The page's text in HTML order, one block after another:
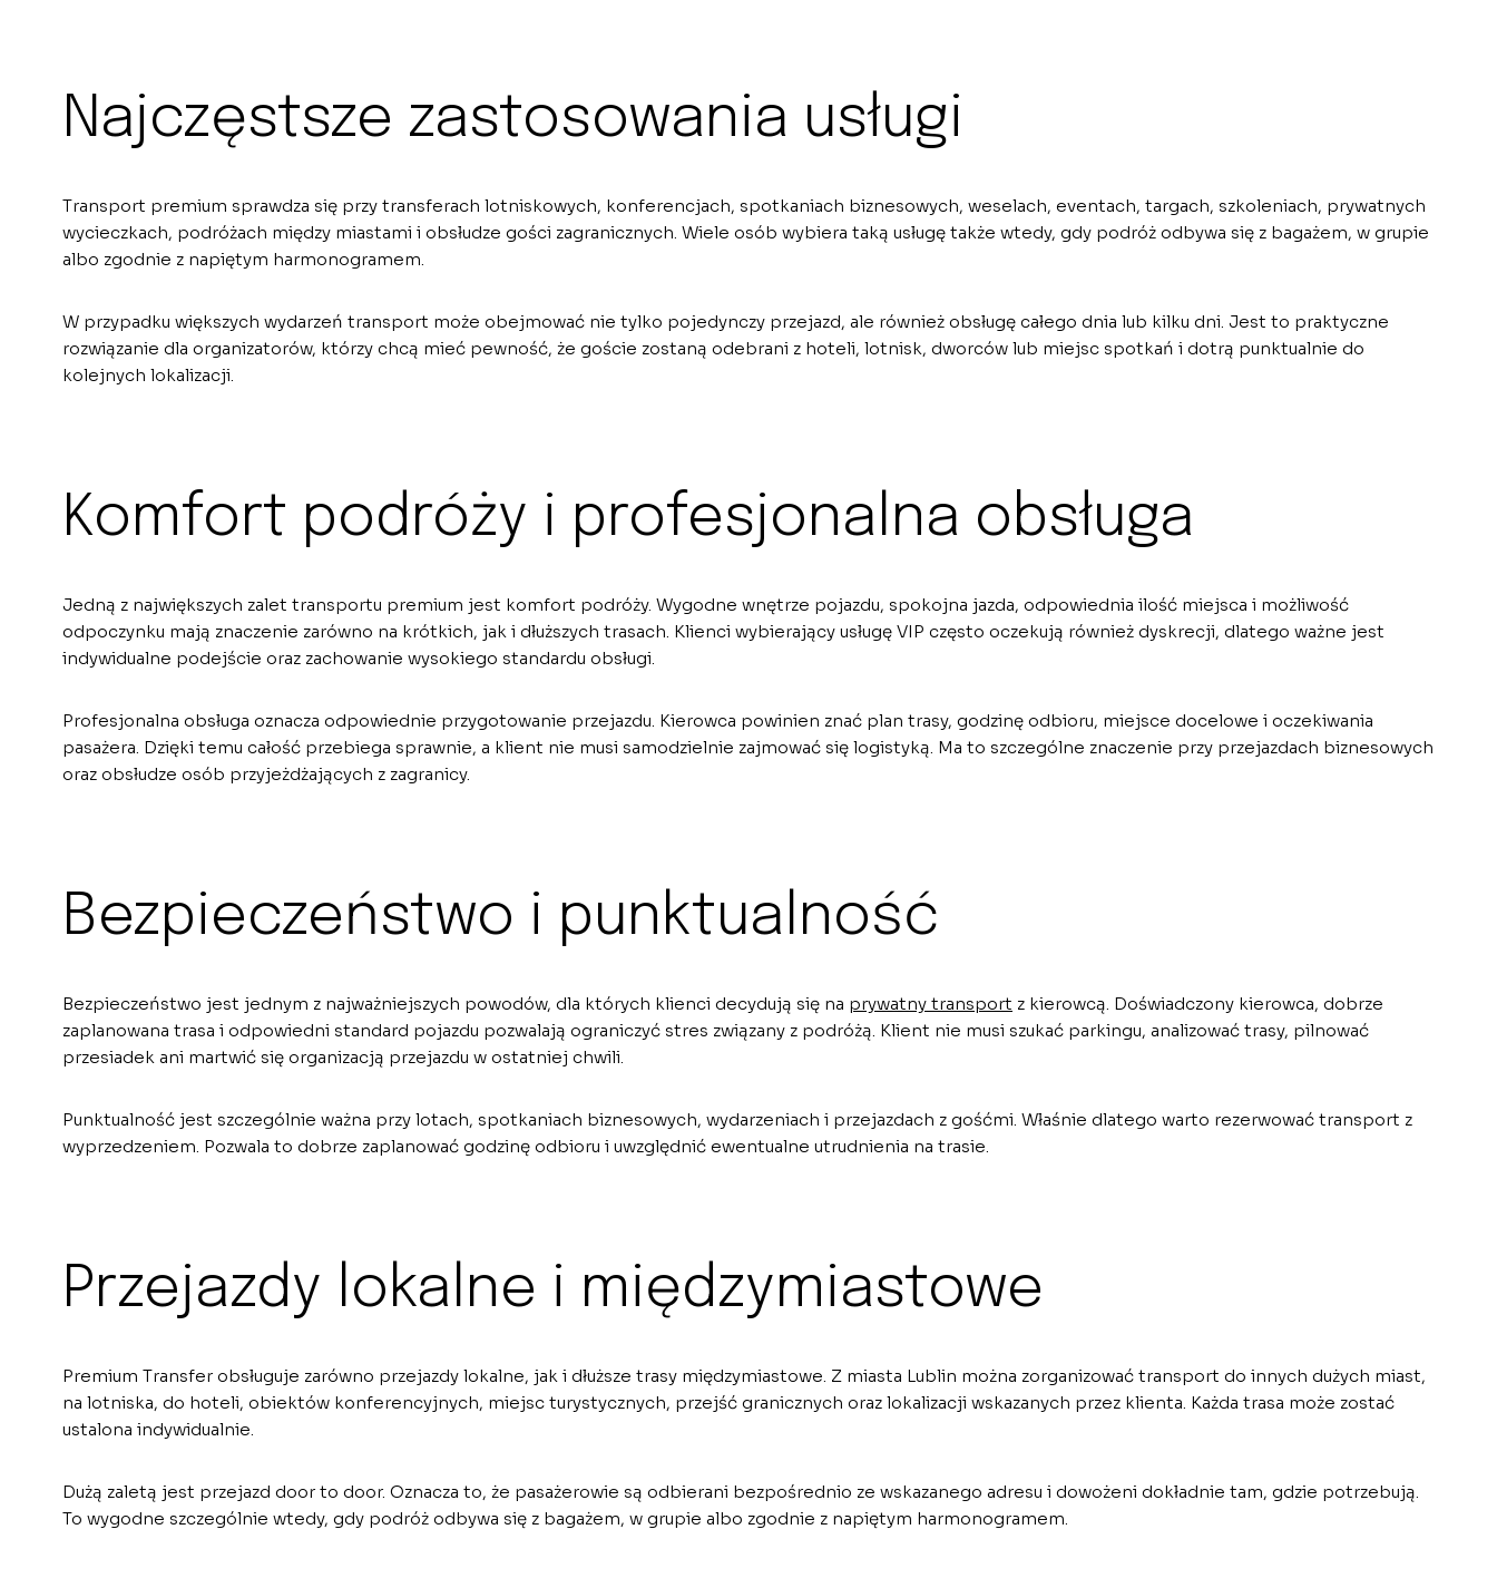
Najczęstsze zastosowania usługi
Transport premium sprawdza się przy transferach lotniskowych, konferencjach, spotkaniach biznesowych, weselach, eventach, targach, szkoleniach, prywatnych
wycieczkach, podróżach między miastami i obsłudze gości zagranicznych. Wiele osób wybiera taką usługę także wtedy, gdy podróż odbywa się z bagażem, w grupie
albo zgodnie z napiętym harmonogramem.
W przypadku większych wydarzeń transport może obejmować nie tylko pojedynczy przejazd, ale również obsługę całego dnia lub kilku dni. Jest to praktyczne
rozwiązanie dla organizatorów, którzy chcą mieć pewność, że goście zostaną odebrani z hoteli, lotnisk, dworców lub miejsc spotkań i dotrą punktualnie do
kolejnych lokalizacji.
Komfort podróży i profesjonalna obsługa
Jedną z największych zalet transportu premium jest komfort podróży. Wygodne wnętrze pojazdu, spokojna jazda, odpowiednia ilość miejsca i możliwość
odpoczynku mają znaczenie zarówno na krótkich, jak i dłuższych trasach. Klienci wybierający usługę VIP często oczekują również dyskrecji, dlatego ważne jest
indywidualne podejście oraz zachowanie wysokiego standardu obsługi.
Profesjonalna obsługa oznacza odpowiednie przygotowanie przejazdu. Kierowca powinien znać plan trasy, godzinę odbioru, miejsce docelowe i oczekiwania
pasażera. Dzięki temu całość przebiega sprawnie, a klient nie musi samodzielnie zajmować się logistyką. Ma to szczególne znaczenie przy przejazdach biznesowych
oraz obsłudze osób przyjeżdżających z zagranicy.
Bezpieczeństwo i punktualność
Bezpieczeństwo jest jednym z najważniejszych powodów, dla których klienci decydują się na prywatny transport z kierowcą. Doświadczony kierowca, dobrze
zaplanowana trasa i odpowiedni standard pojazdu pozwalają ograniczyć stres związany z podróżą. Klient nie musi szukać parkingu, analizować trasy, pilnować
przesiadek ani martwić się organizacją przejazdu w ostatniej chwili.
Punktualność jest szczególnie ważna przy lotach, spotkaniach biznesowych, wydarzeniach i przejazdach z gośćmi. Właśnie dlatego warto rezerwować transport z
wyprzedzeniem. Pozwala to dobrze zaplanować godzinę odbioru i uwzględnić ewentualne utrudnienia na trasie.
Przejazdy lokalne i międzymiastowe
Premium Transfer obsługuje zarówno przejazdy lokalne, jak i dłuższe trasy międzymiastowe. Z miasta Lublin można zorganizować transport do innych dużych miast,
na lotniska, do hoteli, obiektów konferencyjnych, miejsc turystycznych, przejść granicznych oraz lokalizacji wskazanych przez klienta. Każda trasa może zostać
ustalona indywidualnie.
Dużą zaletą jest przejazd door to door. Oznacza to, że pasażerowie są odbierani bezpośrednio ze wskazanego adresu i dowożeni dokładnie tam, gdzie potrzebują.
To wygodne szczególnie wtedy, gdy podróż odbywa się z bagażem, w grupie albo zgodnie z napiętym harmonogramem.